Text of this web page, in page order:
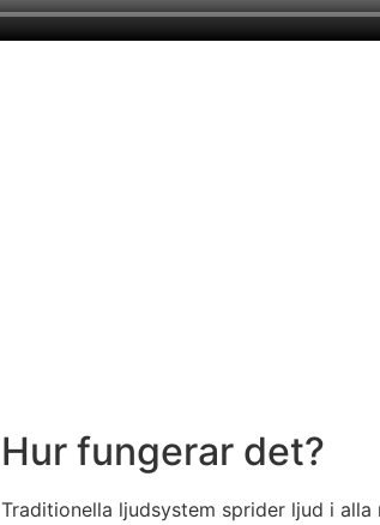
Hur fungerar det?
Traditionella ljudsystem sprider ljud i